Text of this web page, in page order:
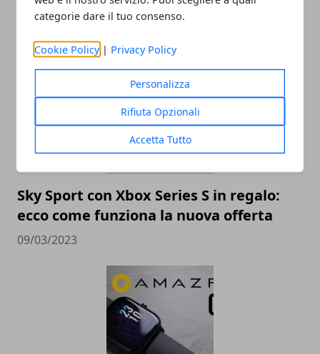
categorie dare il tuo consenso.
Cookie Policy | Privacy Policy
Personalizza
Rifiuta Opzionali
Accetta Tutto
ARTICOLI CORRELATI
Sky Sport con Xbox Series S in regalo:
ecco come funziona la nuova offerta
09/03/2023